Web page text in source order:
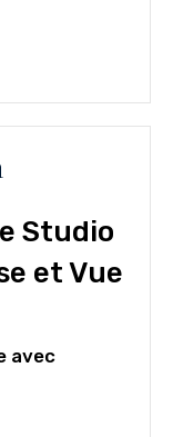
Studio
et Vue
avec